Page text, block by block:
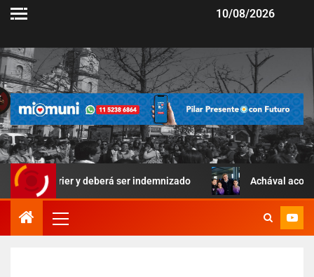
10/08/2026
y deberá ser indemnizado Achával acompañó una